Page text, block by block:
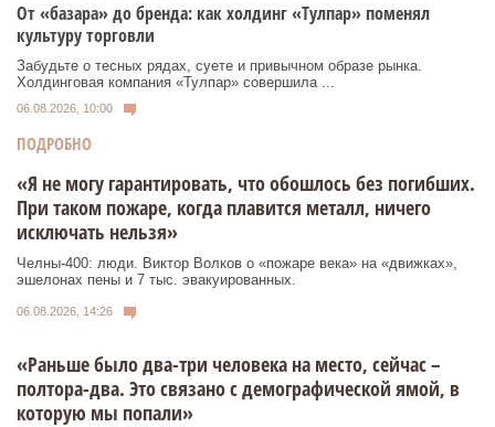
От «базара» до бренда: как холдинг «Тулпар» поменял
культуру торговли
Забудьте о тесных рядах, суете и привычном образе рынка.
Холдинговая компания «Тулпар» совершила ...
06.08.2026, 10:00
ПОДРОБНО
«Я не могу гарантировать, что обошлось без погибших.
При таком пожаре, когда плавится металл, ничего
исключать нельзя»
Челны-400: люди. Виктор Волков о «пожаре века» на «движках»,
эшелонах пены и 7 тыс. эвакуированных.
06.08.2026, 14:26
«Раньше было два-три человека на место, сейчас –
полтора-два. Это связано с демографической ямой, в
которую мы попали»